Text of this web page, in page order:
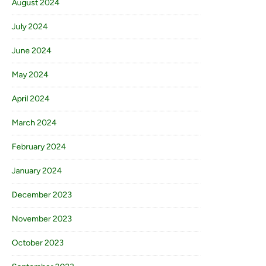
August 2024
July 2024
June 2024
May 2024
April 2024
March 2024
February 2024
January 2024
December 2023
November 2023
October 2023